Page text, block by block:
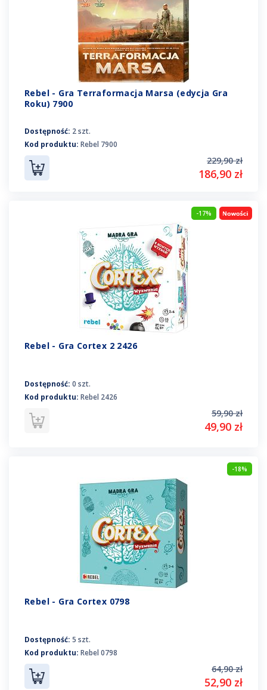
Rebel - Gra Terraformacja Marsa (edycja Gra
Roku) 7900
Dostępność: 2 szt.
Kod produktu: Rebel 7900
229,90 zł
186,90 zł
-17%
Rebel - Gra Cortex 2 2426
Dostępność: 0 szt.
Kod produktu: Rebel 2426
59,90 zł
49,90 zł
-18%
Rebel - Gra Cortex 0798
Dostępność: 5 szt.
Kod produktu: Rebel 0798
64,90 zł
52,90 zł